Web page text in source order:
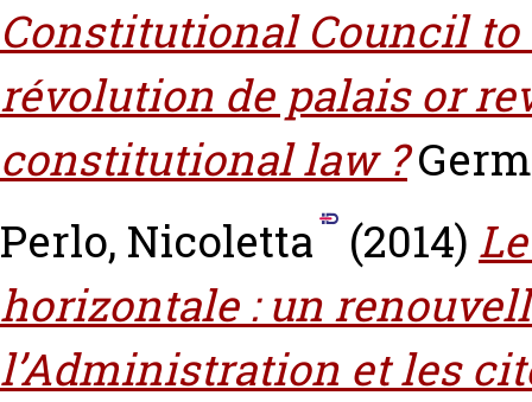
Constitutional Council to
révolution de palais or
constitutional law ?
Perlo, Nicoletta
(2014)
horizontale : un
l’Administration et les